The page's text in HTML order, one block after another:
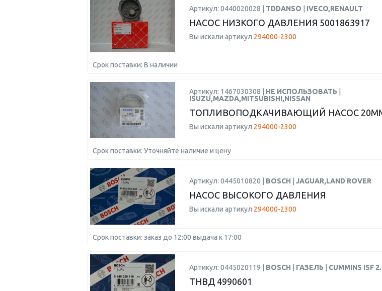
Артикул: 0440020028 | TDDANSO IVECO,RENAULT
НАСОС НИЗКОГО ДАВЛЕНИЯ 5001863917
Вы искали артикул 294000-2300
Срок поставки: В наличии
Артикул: 1467030308 | НЕ ИСПОЛЬЗОВАТЬ
ISUZU,MAZDA,MITSUBISHI,NISSAN
ТОПЛИВОПОДКАЧИВАЮЩИЙ НАСОС 20MM
Вы искали артикул 294000-2300
Срок поставки: Уточняйте наличие и цену
Артикул: 0445010820 | BOSCH JAGUAR,LAND ROVER
НАСОС ВЫСОКОГО ДАВЛЕНИЯ
Вы искали артикул 294000-2300
Срок поставки: заказ до 12:00 выдача к 17:00
Артикул: 0445020119 | BOSCH ГАЗЕЛЬ CUMMINS ISF
ТНВД 4990601